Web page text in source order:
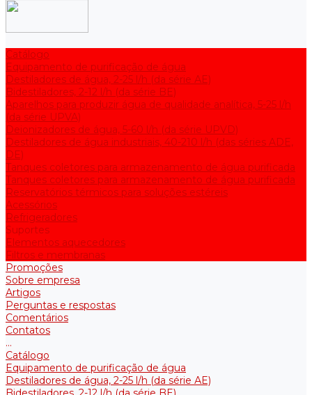
Catálogo
Equipamento de purificação de água
Destiladores de água, 2-25 l/h (da série АE)
Bidestiladores, 2-12 l/h (da série BE)
Aparelhos para produzir água de qualidade analítica, 5-25 l/h
(da série UPVA)
Deionizadores de água, 5-60 l/h (da série UPVD)
Destiladores de água industriais, 40-210 l/h (das séries ADE,
DE)
Tanques coletores para armazenamento de água purificada
Tanques coletores para armazenamento de água purificada
Reservatórios térmicos para soluções estéreis
Acessórios
Refrigeradores
Suportes
Elementos aquecedores
Filtros e membranas
Promoções
Sobre empresa
Artigos
Perguntas e respostas
Comentários
Contatos
...
Catálogo
Equipamento de purificação de água
Destiladores de água, 2-25 l/h (da série АE)